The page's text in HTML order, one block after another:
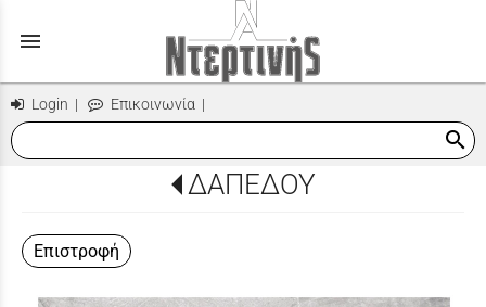
menu
Login | Επικοινωνία |
search
ΔΑΠΕΔΟΥ
Επιστροφή